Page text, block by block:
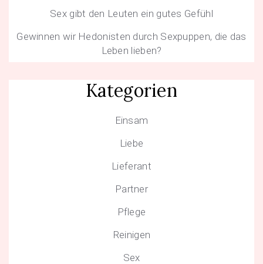
Sex gibt den Leuten ein gutes Gefühl
Gewinnen wir Hedonisten durch Sexpuppen, die das
Leben lieben?
Kategorien
Einsam
Liebe
Lieferant
Partner
Pflege
Reinigen
Sex